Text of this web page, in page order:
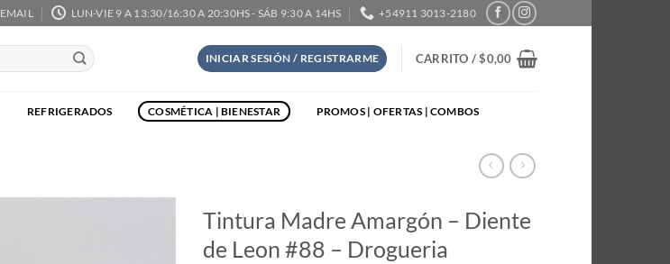
EMAIL LUN-VIE 9 A 13:30/16:30 A 20:30HS - SÁB 9:30 A 14HS +54911 3013-2180
INICIAR SESIÓN / REGISTRARME CARRITO /$0,00
REFRIGERADOS COSMÉTICA | BIENESTAR PROMOS | OFERTAS | COMBOS
Tintura Madre Amargón – Diente
de Leon #88 – Drogueria